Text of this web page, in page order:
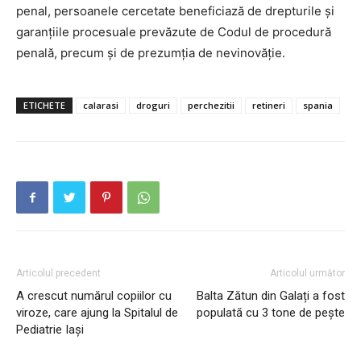
penal, persoanele cercetate beneficiază de drepturile și
garanțiile procesuale prevăzute de Codul de procedură
penală, precum și de prezumția de nevinovăție.
ETICHETE calarasi droguri perchezitii retineri spania
Articolul precedent
A crescut numărul copiilor cu
viroze, care ajung la Spitalul de
Pediatrie Iași
Articolul următor
Balta Zătun din Galați a fost
populată cu 3 tone de pește